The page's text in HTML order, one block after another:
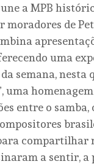
a MPB
moradores de
uma
semana,
uma
entre o samba,
compartilhar
a sentir,